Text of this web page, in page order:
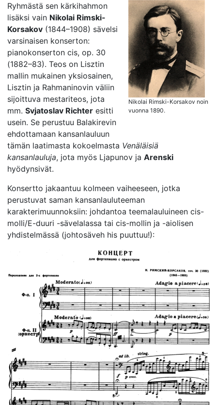
Nikolai Rimski-Korsakov noin
vuonna 1890.
Ryhmästä sen kärkihahmon
lisäksi vain Nikolai Rimski-
Korsakov (1844–1908) sävelsi
varsinaisen konserton:
pianokonserton cis, op. 30
(1882–83). Teos on Lisztin
mallin mukainen yksiosainen,
Lisztin ja Rahmaninovin väliin
sijoittuva mestariteos, jota
mm. Svjatoslav Richter esitti
usein. Se perustuu Balakirevin
ehdottamaan kansanlauluun
tämän laatimasta kokoelmasta Venäläisiä
kansanlauluja, jota myös Ljapunov ja Arenski
hyödynsivät.
Konsertto jakaantuu kolmeen vaiheeseen, jotka
perustuvat saman kansanlauluteeman
karakterimuunnoksiin: johdantoa teemalauluineen cis-
molli/E-duuri -sävelalassa tai cis-mollin ja -aiolisen
yhdistelmässä (johtosäveh his puuttuu!):